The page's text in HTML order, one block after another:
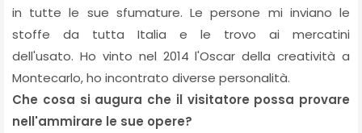
in tutte le sue sfumature. Le persone mi inviano le
stoffe da tutta Italia e le trovo ai mercatini
dell'usato. Ho vinto nel 2014 l'Oscar della creatività a
Montecarlo, ho incontrato diverse personalità.
Che cosa si augura che il visitatore possa provare
nell'ammirare le sue opere?